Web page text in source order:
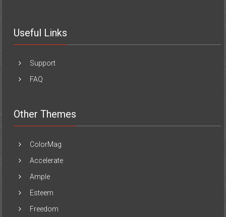
Useful Links
Support
FAQ
Other Themes
ColorMag
Accelerate
Ample
Esteem
Freedom